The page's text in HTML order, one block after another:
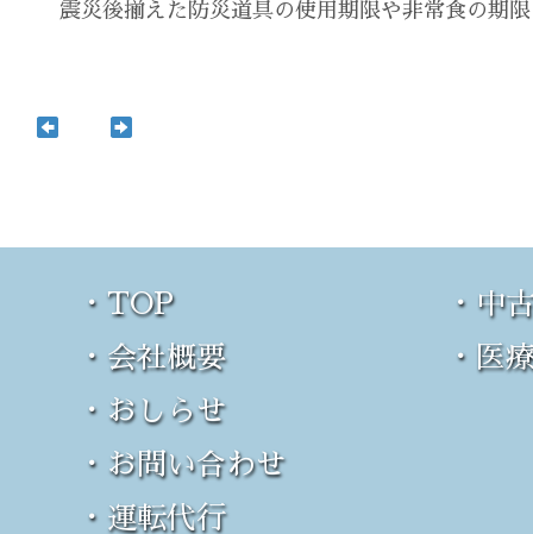
0242-23-8779
メールでのお問い合わせ
震災後揃えた防災道具の使用期限や非常食の期
・TOP
・会社概要
・おしらせ
・お問い合わせ
・運転代行
・中
・医